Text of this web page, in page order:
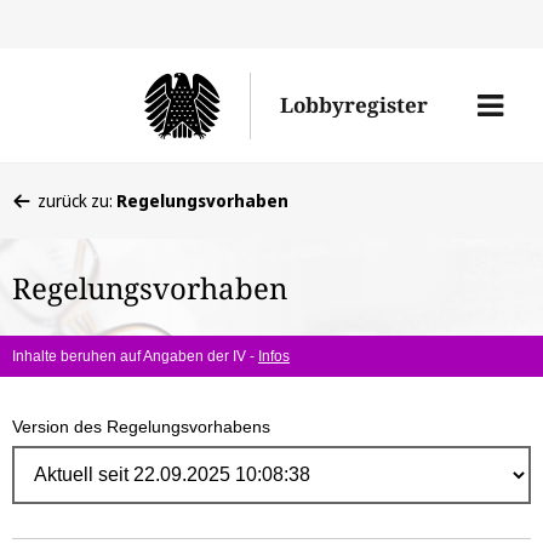
Lobbyregister
Menü
befinden
hier:
zurück zu: Regelungsvorhaben
Regelungsvorhaben
Inhalte beruhen auf Angaben der IV - Infos
Version des Regelungsvorhabens